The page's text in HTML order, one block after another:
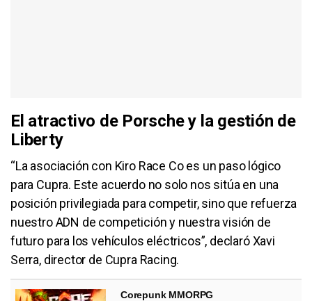
El atractivo de Porsche y la gestión de
Liberty
“La asociación con Kiro Race Co es un paso lógico
para Cupra. Este acuerdo no solo nos sitúa en una
posición privilegiada para competir, sino que refuerza
nuestro ADN de competición y nuestra visión de
futuro para los vehículos eléctricos”, declaró Xavi
Serra, director de Cupra Racing.
Corepunk MMORPG